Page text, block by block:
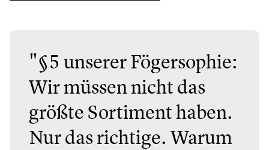
"§5 unserer Fögersophie:
Wir müssen nicht das
größte Sortiment haben.
Nur das richtige. Warum